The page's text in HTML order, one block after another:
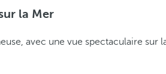
la Mer
avec une vue spectaculaire sur